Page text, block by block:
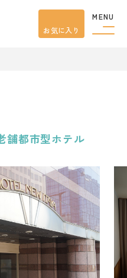
MENU
お気に入り
舗都市型ホテル
イベント
宿泊
アクセス
ー